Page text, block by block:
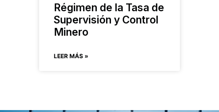
Régimen de la Tasa de
Supervisión y Control
Minero
LEER MÁS »